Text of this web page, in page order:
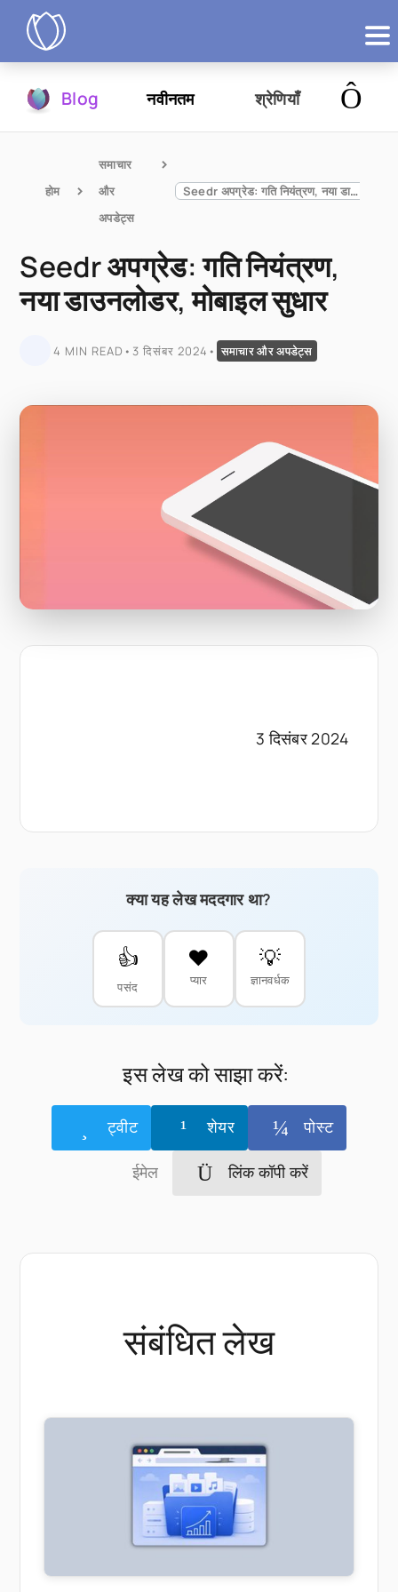
आज़माएं
Blog नवीनतम श्रेणियाँ
होम
समाचार
और
अपडेट्स
Seedr अपग्रेड: गति नियंत्रण, नया डाउनलोडर, मोबाइल सुधार
Seedr अपग्रेड: गति नियंत्रण,
नया डाउनलोडर, मोबाइल सुधार
4 MIN READ • 3 दिसंबर 2024 • समाचार और अपडेट्स
3 दिसंबर 2024
क्या यह लेख मददगार था?
👍
पसंद
❤️
प्यार
💡
ज्ञानवर्धक
इस लेख को साझा करें:
ट्वीट शेयर पोस्ट
ईमेल लिंक कॉपी करें
संबंधित लेख